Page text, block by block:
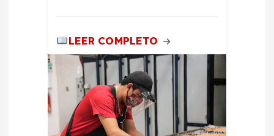
LEER COMPLETO